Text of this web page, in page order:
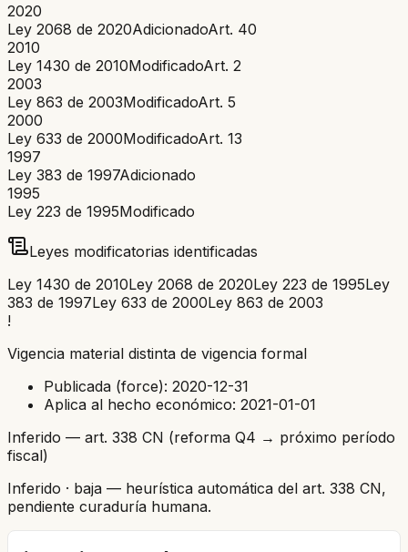
2020
Ley 2068 de 2020AdicionadoArt. 40
2010
Ley 1430 de 2010ModificadoArt. 2
2003
Ley 863 de 2003ModificadoArt. 5
2000
Ley 633 de 2000ModificadoArt. 13
1997
Ley 383 de 1997Adicionado
1995
Ley 223 de 1995Modificado
Leyes modificatorias identificadas
Ley 1430 de 2010Ley 2068 de 2020Ley 223 de 1995Ley
383 de 1997Ley 633 de 2000Ley 863 de 2003
!
Vigencia material distinta de vigencia formal
Publicada (force): 2020-12-31
Aplica al hecho económico: 2021-01-01
Inferido — art. 338 CN (reforma Q4 → próximo período
fiscal)
Inferido · baja — heurística automática del art. 338 CN,
pendiente curaduría humana.